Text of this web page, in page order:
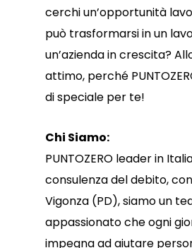
cerchi un’opportunità
può trasformarsi in un
un’azienda in crescita?
attimo, perché
di speciale per te!
Chi Siamo:
PUNTOZERO leader in
consulenza del debito,
Vigonza (PD), siamo un
appassionato che ogni
impegna ad aiutare